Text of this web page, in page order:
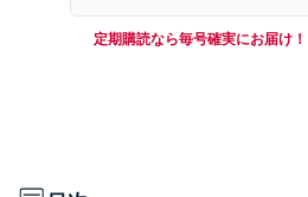
定期購読なら毎号確実にお届け！